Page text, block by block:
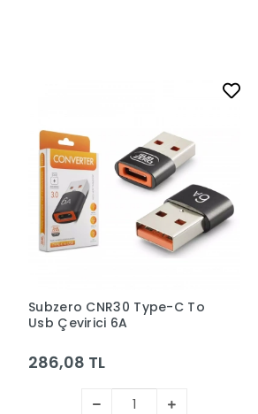
Subzero CNR30 Type-C To
Usb Çevirici 6A
286,08 TL